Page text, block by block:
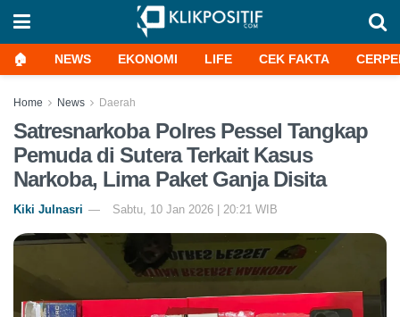
🏠 NEWS EKONOMI LIFE CEK FAKTA
Home News Daerah
Satresnarkoba Polres Pessel Tangkap
Pemuda di Sutera Terkait Kasus
Narkoba, Lima Paket Ganja Disita
Kiki Julnasri Sabtu, 10 Jan 2026 | 20:21 WIB